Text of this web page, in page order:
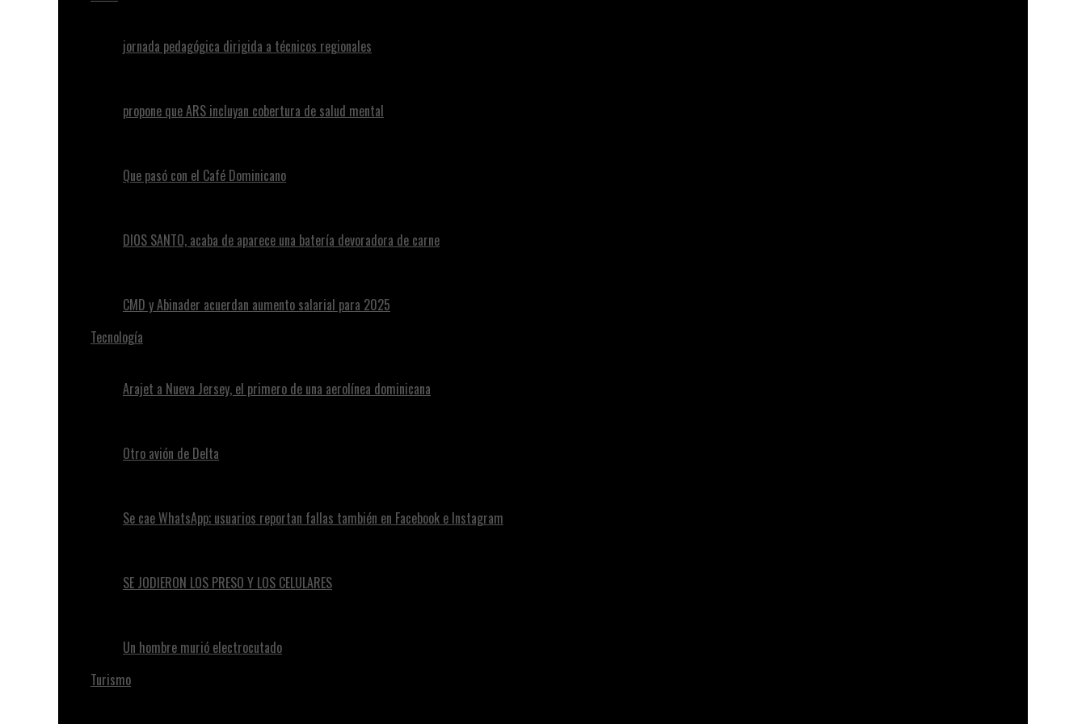
jornada pedagógica dirigida a técnicos regionales
propone que ARS incluyan cobertura de salud mental
Que pasó con el Café Dominicano
DIOS SANTO, acaba de aparece una batería devoradora de carne
CMD y Abinader acuerdan aumento salarial para 2025
Tecnología
Arajet a Nueva Jersey, el primero de una aerolínea dominicana
Otro avión de Delta
Se cae WhatsApp; usuarios reportan fallas también en Facebook e Instagram
SE JODIERON LOS PRESO Y LOS CELULARES
Un hombre murió electrocutado
Turismo